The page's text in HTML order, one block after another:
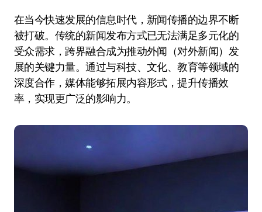
在当今快速发展的信息时代，新闻传播的边界不断
被打破。传统的新闻发布方式已无法满足多元化的
受众需求，跨界融合成为推动外闻（对外新闻）发
展的关键力量。通过与科技、文化、教育等领域的
深度合作，媒体能够拓展内容形式，提升传播效
率，实现更广泛的影响力。